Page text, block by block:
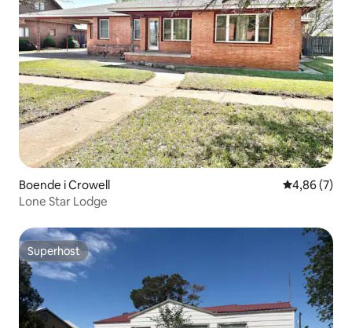
Boende i Crowell 4,86 av 5 i
4,86 (7)
Lone Star Lodge
Superhost
Superhost